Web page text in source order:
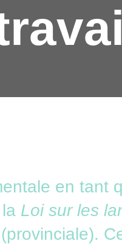
en tant
Loi sur les
(provinciale).